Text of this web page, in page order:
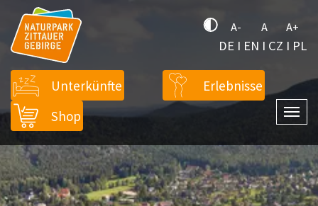
A- A A+
DE I EN I CZ I PL
Unterkünfte
Erlebnisse
Shop